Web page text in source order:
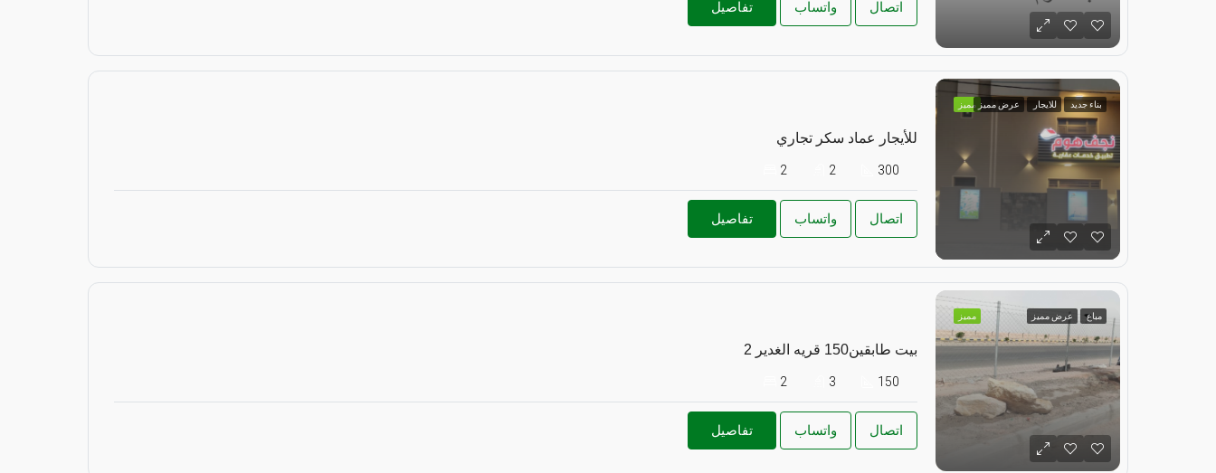
تفاصيل واتساب اتصال
مميز بناء جديد للايجار عرض مميز
للأيجار عماد سكر تجاري
2 2 300
تفاصيل واتساب اتصال
مميز مباع عرض مميز
بيت طابقين150 قريه الغدير 2
2 3 150
تفاصيل واتساب اتصال